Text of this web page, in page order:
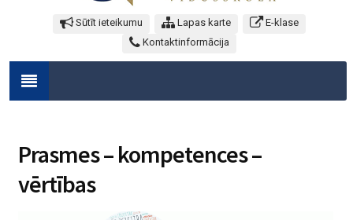
Sūtīt ieteikumu Lapas karte
E-klase
Kontaktinformācija
Prasmes – kompetences –
vērtības